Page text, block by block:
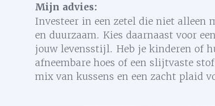
Mijn advies:
Investeer in een zetel die niet alleen
en duurzaam. Kies daarnaast voor
jouw levensstijl. Heb je kinderen of
afneembare hoes of een slijtvaste
mix van kussens en een zacht plaid